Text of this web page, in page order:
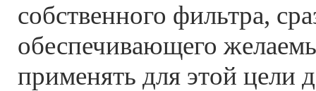
собственного фильтра,
обеспечивающего
применять для этой цели